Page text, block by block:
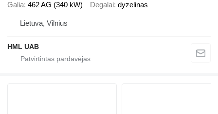
Galia 462 AG (340 kW) Degalai dyzelinas
Lietuva, Vilnius
HML UAB